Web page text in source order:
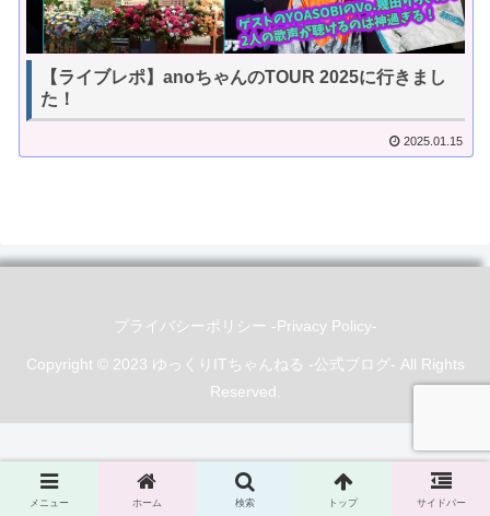
【ライブレポ】anoちゃんのTOUR 2025に行きまし
た！
2025.01.15
プライバシーポリシー -Privacy Policy-
Copyright © 2023 ゆっくりITちゃんねる -公式ブログ- All Rights
Reserved.
メニュー ホーム 検索 トップ サイドバー